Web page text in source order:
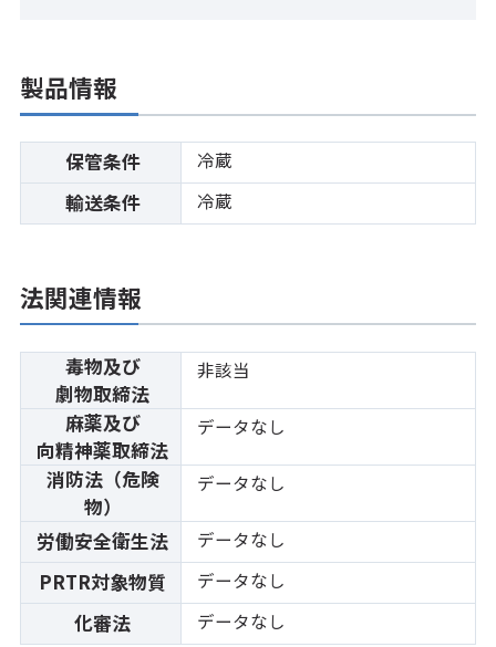
製品情報
保管条件 冷蔵
輸送条件 冷蔵
法関連情報
毒物及び
劇物取締法
非該当
麻薬及び
向精神薬取締法
データなし
消防法（危険
物）
データなし
労働安全衛生法 データなし
PRTR対象物質 データなし
化審法 データなし